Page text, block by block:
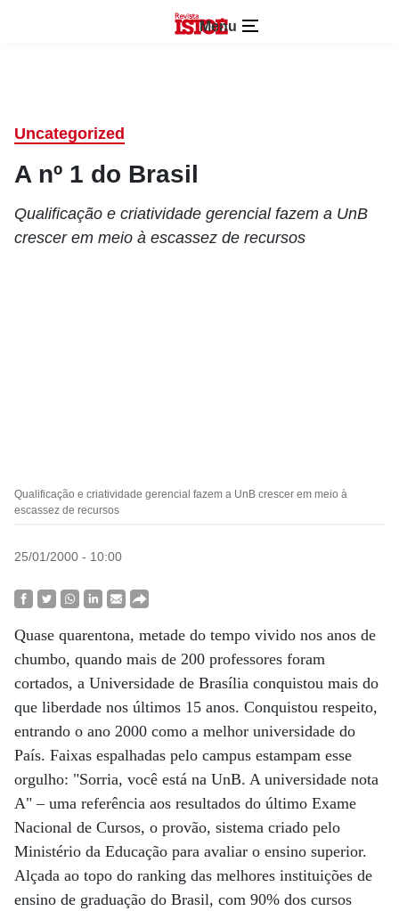
Menu
Uncategorized
A nº 1 do Brasil
Qualificação e criatividade gerencial fazem a UnB
crescer em meio à escassez de recursos
Qualificação e criatividade gerencial fazem a UnB crescer em meio à
escassez de recursos
25/01/2000 - 10:00
Quase quarentona, metade do tempo vivido nos anos de
chumbo, quando mais de 200 professores foram
cortados, a Universidade de Brasília conquistou mais do
que liberdade nos últimos 15 anos. Conquistou respeito,
entrando o ano 2000 como a melhor universidade do
País. Faixas espalhadas pelo campus estampam esse
orgulho: "Sorria, você está na UnB. A universidade nota
A" – uma referência aos resultados do último Exame
Nacional de Cursos, o provão, sistema criado pelo
Ministério da Educação para avaliar o ensino superior.
Alçada ao topo do ranking das melhores instituições de
ensino de graduação do Brasil, com 90% dos cursos